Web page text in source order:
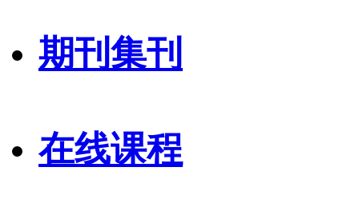
期刊集刊
在线课程